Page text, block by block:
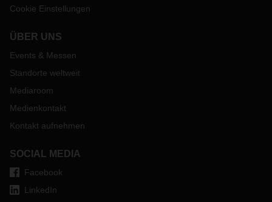
Cookie Einstellungen
ÜBER UNS
Events & Messen
Standorte weltweit
Mediaroom
Medienkontakt
Kontakt aufnehmen
SOCIAL MEDIA
Facebook
LinkedIn